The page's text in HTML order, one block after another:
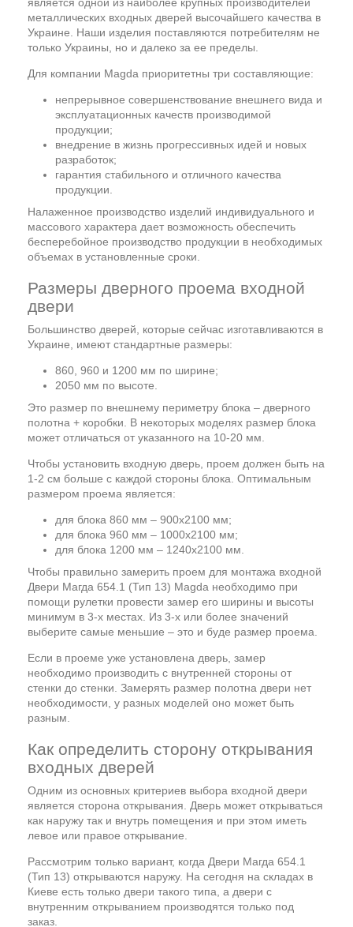
является одной из наиболее крупных производителей
металлических входных дверей высочайшего качества в
Украине. Наши изделия поставляются потребителям не
только Украины, но и далеко за ее пределы.
Для компании Magda приоритетны три составляющие:
непрерывное совершенствование внешнего вида и
эксплуатационных качеств производимой
продукции;
внедрение в жизнь прогрессивных идей и новых
разработок;
гарантия стабильного и отличного качества
продукции.
Налаженное производство изделий индивидуального и
массового характера дает возможность обеспечить
бесперебойное производство продукции в необходимых
объемах в установленные сроки.
Размеры дверного проема входной
двери
Большинство дверей, которые сейчас изготавливаются в
Украине, имеют стандартные размеры:
860, 960 и 1200 мм по ширине;
2050 мм по высоте.
Это размер по внешнему периметру блока – дверного
полотна + коробки. В некоторых моделях размер блока
может отличаться от указанного на 10-20 мм.
Чтобы установить входную дверь, проем должен быть на
1-2 см больше с каждой стороны блока. Оптимальным
размером проема является:
для блока 860 мм – 900х2100 мм;
для блока 960 мм – 1000х2100 мм;
для блока 1200 мм – 1240х2100 мм.
Чтобы правильно замерить проем для монтажа входной
Двери Магда 654.1 (Тип 13) Magda необходимо при
помощи рулетки провести замер его ширины и высоты
минимум в 3-х местах. Из 3-х или более значений
выберите самые меньшие – это и буде размер проема.
Если в проеме уже установлена дверь, замер
необходимо производить с внутренней стороны от
стенки до стенки. Замерять размер полотна двери нет
необходимости, у разных моделей оно может быть
разным.
Как определить сторону открывания
входных дверей
Одним из основных критериев выбора входной двери
является сторона открывания. Дверь может открываться
как наружу так и внутрь помещения и при этом иметь
левое или правое открывание.
Рассмотрим только вариант, когда Двери Магда 654.1
(Тип 13) открываются наружу. На сегодня на складах в
Киеве есть только двери такого типа, а двери с
внутренним открыванием производятся только под
заказ.